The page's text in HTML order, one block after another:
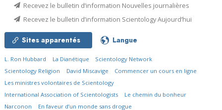
Recevez le bulletin d’information Nouvelles journalières
Recevez le bulletin d’information Scientology Aujourd’hui
Sites apparentés Langue
L. Ron Hubbard La Dianétique
Scientology Network
Scientology Religion
David Miscavige
Commencer un cours en ligne
Les ministres volontaires de Scientology
International Association of Scientologists
Le chemin du bonheur
Narconon
En faveur d’un monde sans drogue